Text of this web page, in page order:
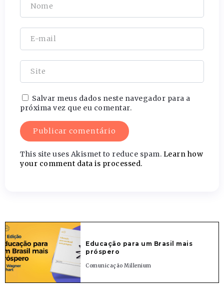
Salvar meus dados neste navegador para a
próxima vez que eu comentar.
This site uses Akismet to reduce spam. Learn how
your comment data is processed.
Educação para um Brasil mais
próspero
Comunicação Millenium